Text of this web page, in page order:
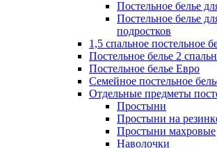
Постельное белье
Постельное белье
подростков
1,5 спальное постельное
Постельное белье 2
Постельное белье Евро
Семейное постельное
Отдельные предметы
Простыни
Простыни на
Простыни махровые
Наволочки